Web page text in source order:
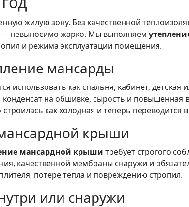
жилую зону. Без качественной
— невыносимо жарко. Мы выполняем
и режима эксплуатации помещения.
мансарды
использовать как спальня, кабинет, детская
на обшивке, сырость и повышенная
как холодная и теперь переводится
крыши
мансардной крыши требует строгого
качественной мембраны снаружи и
потере тепла и повреждению стропил.
или снаружи